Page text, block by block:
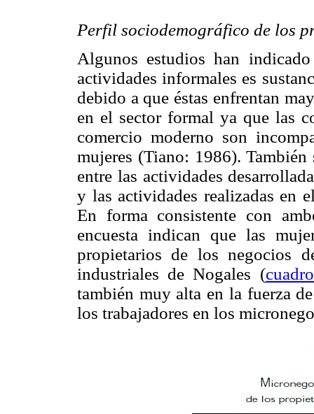
Perfil sociodemográfico de los
Algunos estudios han
actividades informales es
debido a que éstas enfrentan
en el sector formal ya que las
comercio moderno son
mujeres (Tiano: 1986).
entre las actividades
y las actividades realizadas en
En forma consistente con
encuesta indican que las
propietarios de los negocios
industriales de Nogales (
también muy alta en la fuerza
los trabajadores en los